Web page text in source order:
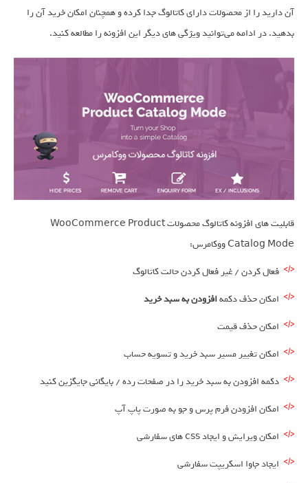
آن دارید را از محصولات دارای کاتالوگ جدا کرده و همچنان امکان خرید آن را
بدهید. در ادامه می‌توانید ویژگی های دیگر این افزونه را مطالعه کنید.
قابلیت های افزونه کاتالوگ محصولات WooCommerce Product
Catalog Mode ووکامرس:
فعال کردن / غیر فعال کردن حالت کاتالوگ
امکان حذف دکمهافزودن به سبد خرید
امکان حذف قیمت
امکان تغییر مسیر سبد خرید و تسویه حساب
دکمه افزودن به سبد خرید را در صفحات رده / بایگانی جایگزین کنید
امکان افزودن فرم پرس و جو به صورت پاپ آپ
امکان ویرایش و ایجاد css های سفارشی
ایجاد جاوا اسکریپت سفارشی